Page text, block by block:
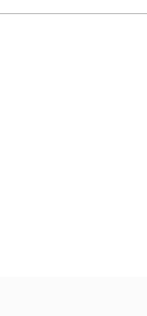
Branco,
em contato!